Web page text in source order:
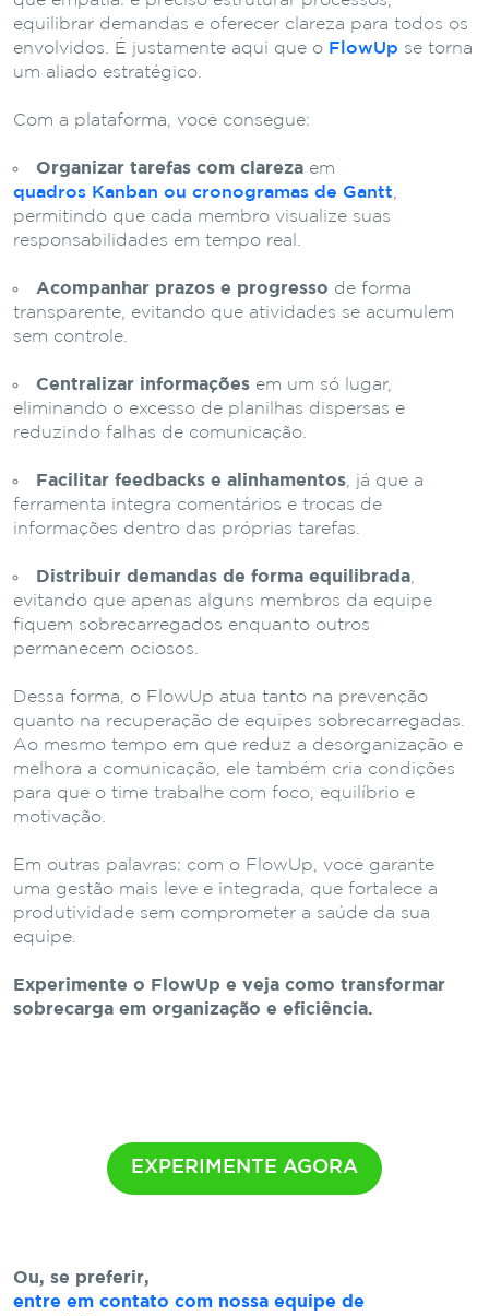
equilibrar demandas e oferecer clareza para todos os
envolvidos. É justamente aqui que o FlowUp se torna
um aliado estratégico.
Com a plataforma, você consegue:
Organizar tarefas com clareza em
quadros Kanban ou cronogramas de Gantt
permitindo que cada membro visualize suas
responsabilidades em tempo real.
Acompanhar prazos e progresso de forma
transparente, evitando que atividades se acumulem
sem controle.
Centralizar informações em um só lugar,
eliminando o excesso de planilhas dispersas e
reduzindo falhas de comunicação.
Facilitar feedbacks e alinhamentos , já que a
ferramenta integra comentários e trocas de
informações dentro das próprias tarefas.
Distribuir demandas de forma equilibrada
evitando que apenas alguns membros da equipe
fiquem sobrecarregados enquanto outros
permanecem ociosos.
Dessa forma, o FlowUp atua tanto na prevenção
quanto na recuperação de equipes sobrecarregadas.
Ao mesmo tempo em que reduz a desorganização e
melhora a comunicação, ele também cria condições
para que o time trabalhe com foco, equilíbrio e
motivação.
Em outras palavras: com o FlowUp, você garante
uma gestão mais leve e integrada, que fortalece a
produtividade sem comprometer a saúde da sua
equipe.
Experimente o FlowUp e veja como transformar
sobrecarga em organização e eficiência.
EXPERIMENTE AGORA
Ou, se preferir,
entre em contato com nossa equipe de